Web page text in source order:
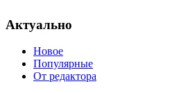
Актуально
Новое
Популярные
От редактора